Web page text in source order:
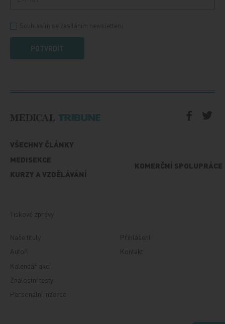
POTVRDIT
VŠECHNY ČLÁNKY
MEDISEKCE
KURZY A VZDĚLÁVÁNÍ
KOMERČNÍ SPOLUPRÁCE
Tiskové zprávy
Naše tituly
Autoři
Kalendář akcí
Znalostní testy
Personální inzerce
Přihlášení
Kontakt